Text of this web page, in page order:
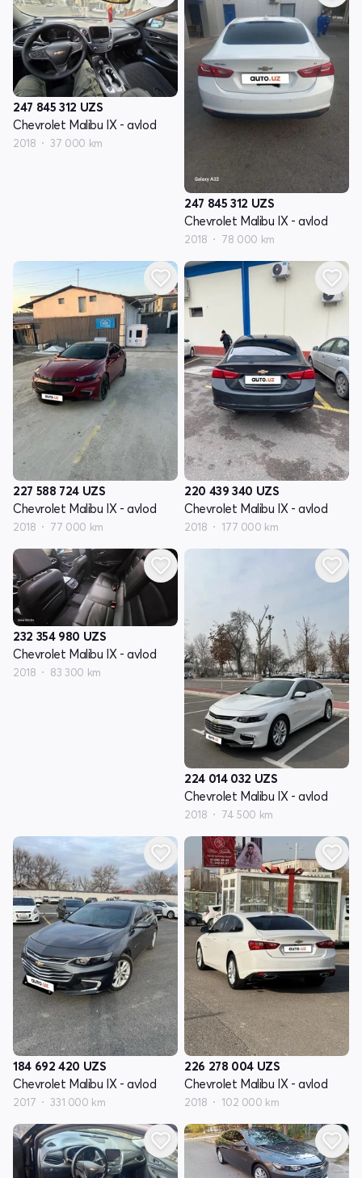
247 845 312 UZS
Chevrolet Malibu IX - avlod
2018 37 000 km
247 845 312 UZS
Chevrolet Malibu IX - avlod
2018 78 000 km
227 588 724 UZS
Chevrolet Malibu IX - avlod
2018 77 000 km
220 439 340 UZS
Chevrolet Malibu IX - avlod
2018 177 000 km
232 354 980 UZS
Chevrolet Malibu IX - avlod
2018 83 300 km
224 014 032 UZS
Chevrolet Malibu IX - avlod
2018 74 500 km
184 692 420 UZS
Chevrolet Malibu IX - avlod
2017 331 000 km
226 278 004 UZS
Chevrolet Malibu IX - avlod
2018 102 000 km